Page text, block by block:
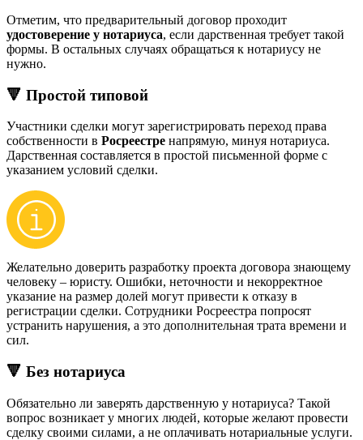
Отметим, что предварительный договор проходит
удостоверение у нотариуса, если дарственная требует такой
формы. В остальных случаях обращаться к нотариусу не
нужно.
🔻 Простой типовой
Участники сделки могут зарегистрировать переход права
собственности в Росреестре напрямую, минуя нотариуса.
Дарственная составляется в простой письменной форме с
указанием условий сделки.
Желательно доверить разработку проекта договора знающему
человеку – юристу. Ошибки, неточности и некорректное
указание на размер долей могут привести к отказу в
регистрации сделки. Сотрудники Росреестра попросят
устранить нарушения, а это дополнительная трата времени и
сил.
🔻 Без нотариуса
Обязательно ли заверять дарственную у нотариуса? Такой
вопрос возникает у многих людей, которые желают провести
сделку своими силами, а не оплачивать нотариальные услуги.